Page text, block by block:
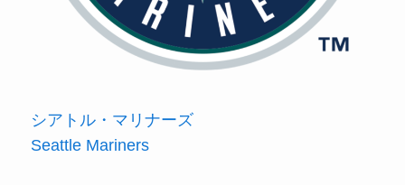
シアトル・マリナーズ
Seattle Mariners